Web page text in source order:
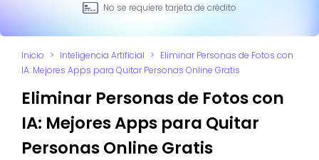
No se requiere tarjeta de crédito
Inicio > Inteligencia Artificial > Eliminar Personas de Fotos con
IA: Mejores Apps para Quitar Personas Online Gratis
Eliminar Personas de Fotos con
IA: Mejores Apps para Quitar
Personas Online Gratis